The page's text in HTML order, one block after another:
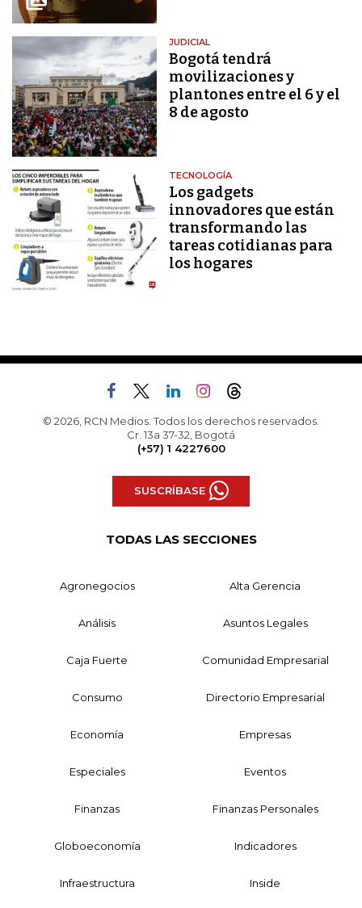
JUDICIAL
Bogotá tendrá
movilizaciones y
plantones entre el 6 y el
8 de agosto
TECNOLOGÍA
Los gadgets
innovadores que están
transformando las
tareas cotidianas para
los hogares
© 2026, RCN Medios. Todos los derechos reservados.
Cr. 13a 37-32, Bogotá
(+57) 1 4227600
SUSCRÍBASE
TODAS LAS SECCIONES
Agronegocios Alta Gerencia
Análisis Asuntos Legales
Caja Fuerte Comunidad Empresarial
Consumo Directorio Empresarial
Economía Empresas
Especiales Eventos
Finanzas Finanzas Personales
Globoeconomía Indicadores
Infraestructura Inside